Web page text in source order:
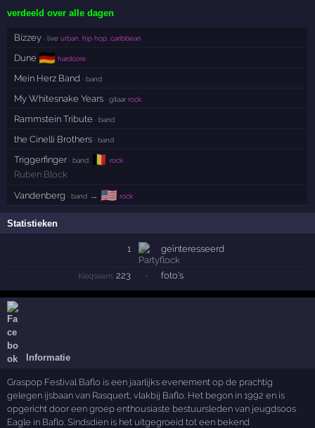
verdeeld over alle dagen
Bizzey · live urban, hip hop, caribbean
Dune 🇩🇪 hardcore
Mein Herz Band · band
My Whitesnake Years · gitaar rock
Rammstein Tribute · band
the Cinelli Brothers · band
Triggerfinger· band 🇧🇪 rock
Ruben Block
Vandenberg · band → 🇺🇸 rock
Statistieken
1 geïnteresseerd
Kieqseem: 223 · foto's
Informatie
Graspop Festival Baflo is een jaarlijks evenement op de prachtig
gelegen ijsbaan van Rasquert, vlakbij Baflo. Het begon in 1992 en is
opgericht door een groep enthousiaste bestuursleden van jeugdsoos
Eagle in Baflo. Sindsdien is het uitgegroeid tot een bekend